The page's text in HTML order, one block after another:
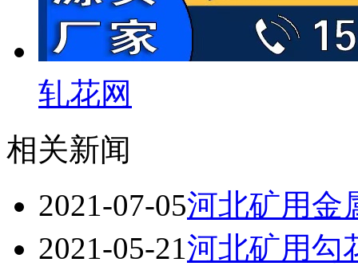
轧花网
相关新闻
2021-07-05河北矿用金
2021-05-21河北矿用勾